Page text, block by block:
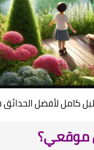
كامل لأفضل
موقعي؟